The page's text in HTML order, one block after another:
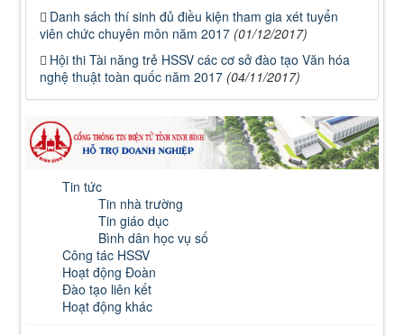
Danh sách thí sinh đủ điều kiện tham gia xét tuyển
viên chức chuyên môn năm 2017 (01/12/2017)
Hội thi Tài năng trẻ HSSV các cơ sở đào tạo Văn hóa
nghệ thuật toàn quốc năm 2017 (04/11/2017)
Tin tức
Tin nhà trường
Tin giáo dục
Bình dân học vụ số
Công tác HSSV
Hoạt động Đoàn
Đào tạo liên kết
Hoạt động khác
112/QĐ-TCĐVHNT&DLNĐ
Quy định quy tắc ứng xử của nhà giáo trường Cao
đẳng VHNT&DL Nam Định
Lượt xem:153 | lượt tải:105
43/KH-TCĐVHNT&DLNĐ
Kế hoạch chuyển đổi vị trí công tác năm 2026
Lượt xem:246 | lượt tải:147
238/2025/NĐ-CP
Quy định về chính sách học phí, miễn, giảm, hỗ trợ